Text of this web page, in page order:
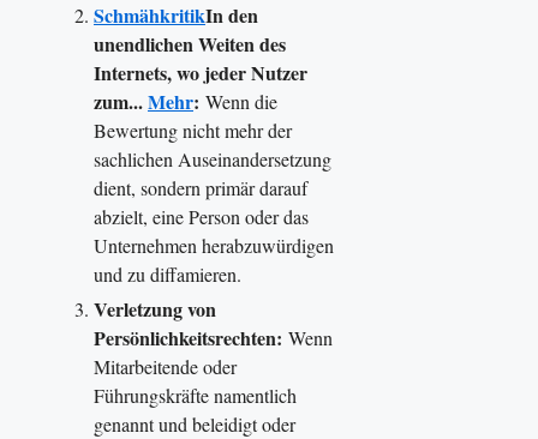
SchmähkritikIn den
unendlichen Weiten des
Internets, wo jeder Nutzer
zum...Mehr: Wenn die
Bewertung nicht mehr der
sachlichen Auseinandersetzung
dient, sondern primär darauf
abzielt, eine Person oder das
Unternehmen herabzuwürdigen
und zu diffamieren.
Verletzung von
Persönlichkeitsrechten: Wenn
Mitarbeitende oder
Führungskräfte namentlich
genannt und beleidigt oder